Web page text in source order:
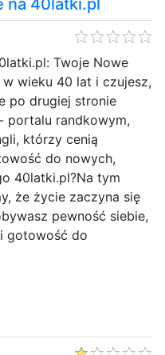
Twoje Nowe
wieku 40 lat i czujesz,
po drugiej stronie
portalu randkowym,
którzy cenią
do nowych,
40latki.pl?Na tym
że życie zaczyna się
pewność siebie,
gotowość do